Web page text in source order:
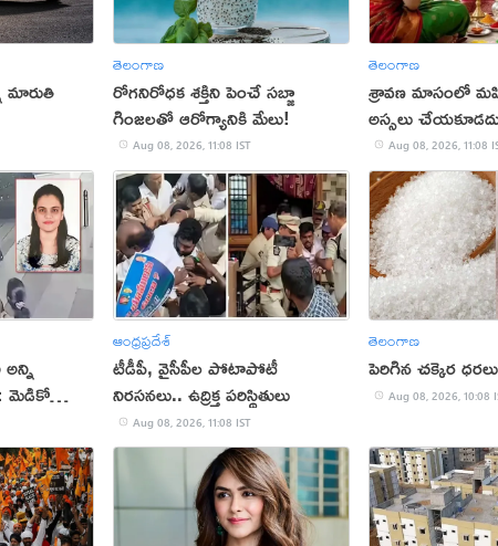
మారుతి
తెలంగాణ
రోగనిరోధక శక్తిని పెంచే సబ్జా
గింజలతో ఆరోగ్యానికి మేలు!
Aug 08, 2026, 11:08 IST
తెలంగాణ
శ్రావణ మాసంలో
అస్సలు
Aug 08, 2026, 11:08
మెడికో
ఆంధ్రప్రదేశ్
టీడీపీ, వైసీపీల పోటాపోటీ
నిరసనలు.. ఉద్రిక్త పరిస్థితులు
Aug 08, 2026, 11:08 IST
తెలంగాణ
పెరిగిన చక్కెర ధరలు
Aug 08, 2026, 10:08